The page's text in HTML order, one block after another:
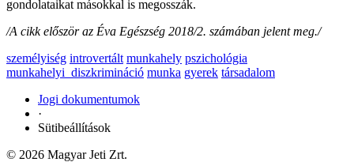
gondolataikat másokkal is megosszák.
/A cikk először az Éva Egészség 2018/2. számában jelent meg./
személyiség introvertált munkahely pszichológia
munkahelyi_diszkrimináció munka gyerek társadalom
Jogi dokumentumok
·
Sütibeállítások
© 2026 Magyar Jeti Zrt.